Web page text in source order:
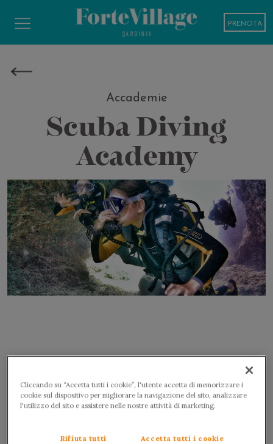
PRENOTA
Accademie
Scuba Diving
Academy
Cliccando su “Accetta tutti i cookie”, l'utente accetta di memorizzare i
cookie sul dispositivo per migliorare la navigazione del sito, analizzare
l'utilizzo del sito e assistere nelle nostre attività di marketing.
Rifiuta tutti Accetta tutti i cookie